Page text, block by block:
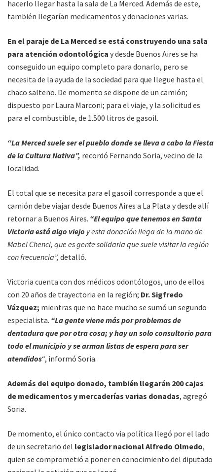
hacerlo llegar hasta la sala de La Merced. Además de este,
también llegarían medicamentos y donaciones varias.
En el paraje de La Merced se está construyendo una sala
para atención odontológica y desde Buenos Aires se ha
conseguido un equipo completo para donarlo, pero se
necesita de la ayuda de la sociedad para que llegue hasta el
chaco salteño. De momento se dispone de un camión;
dispuesto por Laura Marconi; para el viaje, y la solicitud es
para el combustible, de 1.500 litros de gasoil.
“La Merced suele ser el pueblo donde se lleva a cabo la Fiesta
de la Cultura Nativa”, recordó Fernando Soria, vecino de la
localidad.
El total que se necesita para el gasoil corresponde a que el
camión debe viajar desde Buenos Aires a La Plata y desde allí
retornar a Buenos Aires. “El equipo que tenemos en Santa
Victoria está algo viejo y esta donación llega de la mano de
Mabel Chenci, que es gente solidaria que suele visitar la región
con frecuencia”, detalló.
Victoria cuenta con dos médicos odontólogos, uno de ellos
con 20 años de trayectoria en la región; Dr. Sigfredo
Vázquez; mientras que no hace mucho se sumó un segundo
especialista. “La gente viene más por problemas de
dentadura que por otra cosa; y hay un solo consultorio para
todo el municipio y se arman listas de espera para ser
atendidos“, informó Soria.
Además del equipo donado, también llegarán 200 cajas
de medicamentos y mercaderías varias donadas, agregó
Soria.
De momento, el único contacto via política llegó por el lado
de un secretario del legislador nacional Alfredo Olmedo,
quien se comprometió a poner en conocimiento del diputado